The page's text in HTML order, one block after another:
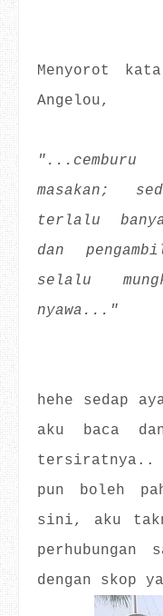
Menyorot
Angelou,
"...cemburu
masakan;
terlalu
dan
selalu
nyawa..."
hehe sedap
aku baca
tersiratnya..
pun boleh
sini, aku
dengan skop